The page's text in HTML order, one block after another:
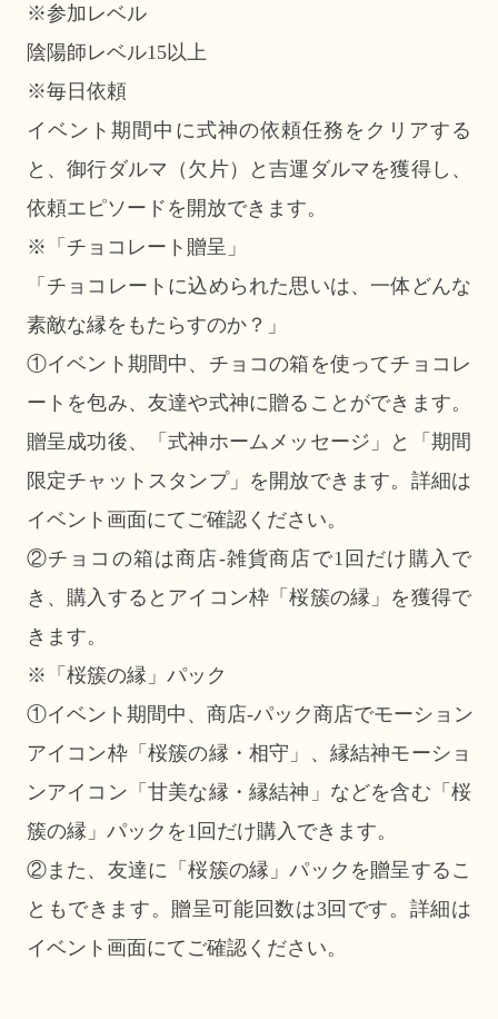
※参加レベル
陰陽師レベル15以上
※毎日依頼
イベント期間中に式神の依頼任務をクリアする
と、御行ダルマ（欠片）と吉運ダルマを獲得し、
依頼エピソードを開放できます。
※「チョコレート贈呈」
「チョコレートに込められた思いは、一体どんな
素敵な縁をもたらすのか？」
①イベント期間中、チョコの箱を使ってチョコレ
ートを包み、友達や式神に贈ることができます。
贈呈成功後、「式神ホームメッセージ」と「期間
限定チャットスタンプ」を開放できます。詳細は
イベント画面にてご確認ください。
②チョコの箱は商店-雑貨商店で1回だけ購入で
き、購入するとアイコン枠「桜簇の縁」を獲得で
きます。
※「桜簇の縁」パック
①イベント期間中、商店-パック商店でモーション
アイコン枠「桜簇の縁・相守」、縁結神モーショ
ンアイコン「甘美な縁・縁結神」などを含む「桜
簇の縁」パックを1回だけ購入できます。
②また、友達に「桜簇の縁」パックを贈呈するこ
ともできます。贈呈可能回数は3回です。詳細は
イベント画面にてご確認ください。